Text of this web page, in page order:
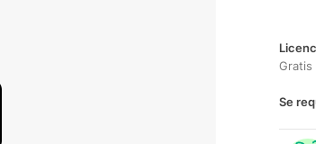
Gratis
Se